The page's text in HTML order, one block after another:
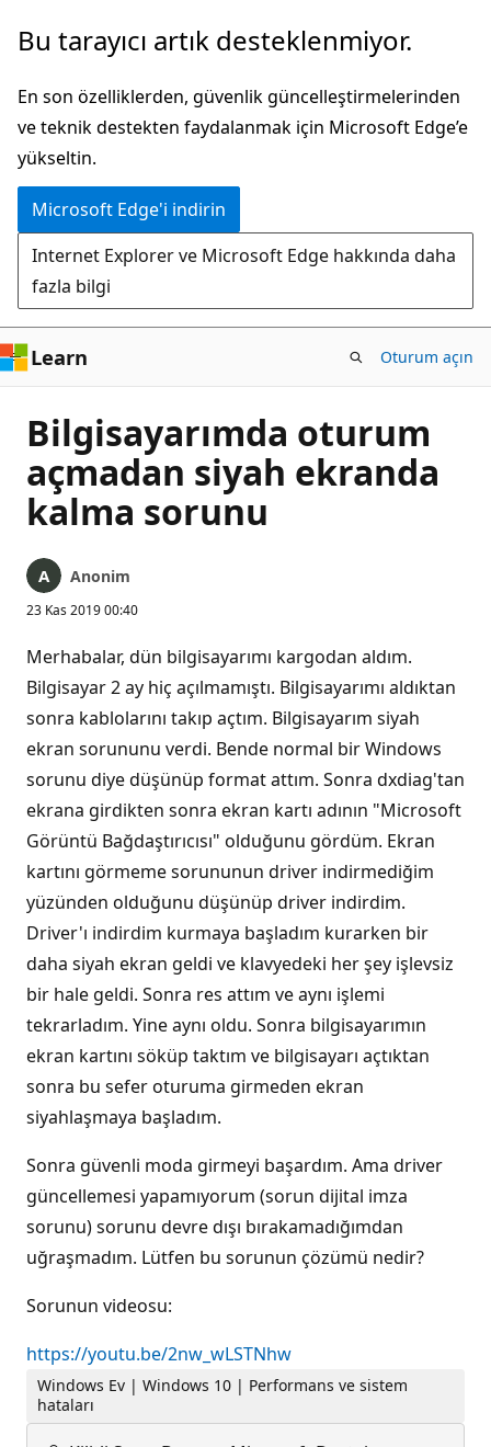
Ana
atla
Bu tarayıcı artık desteklenmiyor.
En son özelliklerden, güvenlik güncelleştirmelerinden
ve teknik destekten faydalanmak için Microsoft Edge’e
yükseltin.
Microsoft Edge'i indirin
Internet Explorer ve Microsoft Edge hakkında daha
fazla bilgi
Learn Oturum açın
Bilgisayarımda oturum
açmadan siyah ekranda
kalma sorunu
Anonim
23 Kas 2019 00:40
Merhabalar, dün bilgisayarımı kargodan aldım.
Bilgisayar 2 ay hiç açılmamıştı. Bilgisayarımı aldıktan
sonra kablolarını takıp açtım. Bilgisayarım siyah
ekran sorununu verdi. Bende normal bir Windows
sorunu diye düşünüp format attım. Sonra dxdiag'tan
ekrana girdikten sonra ekran kartı adının "Microsoft
Görüntü Bağdaştırıcısı" olduğunu gördüm. Ekran
kartını görmeme sorununun driver indirmediğim
yüzünden olduğunu düşünüp driver indirdim.
Driver'ı indirdim kurmaya başladım kurarken bir
daha siyah ekran geldi ve klavyedeki her şey işlevsiz
bir hale geldi. Sonra res attım ve aynı işlemi
tekrarladım. Yine aynı oldu. Sonra bilgisayarımın
ekran kartını söküp taktım ve bilgisayarı açtıktan
sonra bu sefer oturuma girmeden ekran
siyahlaşmaya başladım.
Sonra güvenli moda girmeyi başardım. Ama driver
güncellemesi yapamıyorum (sorun dijital imza
sorunu) sorunu devre dışı bırakamadığımdan
uğraşmadım. Lütfen bu sorunun çözümü nedir?
Sorunun videosu:
https://youtu.be/2nw_wLSTNhw
Windows Ev | Windows 10 | Performans ve sistem
hataları